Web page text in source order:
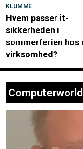
KLUMME
Hvem passer it-
sikkerheden i
sommerferien hos
virksomhed?
Computerworld